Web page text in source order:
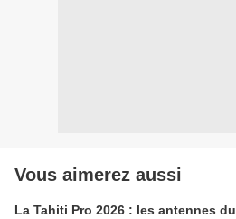
Vous aimerez aussi
La Tahiti Pro 2026 : les antennes du